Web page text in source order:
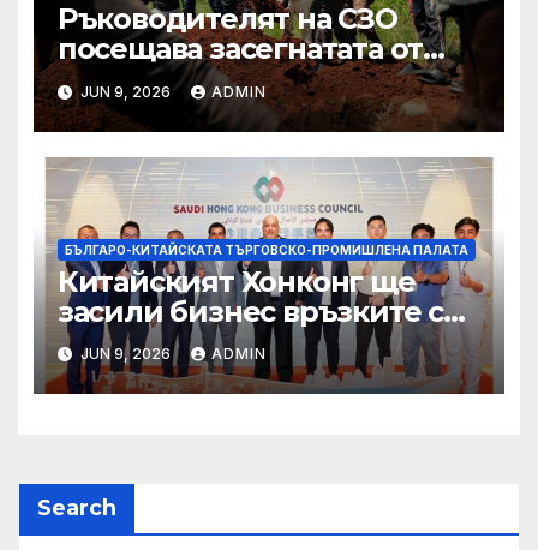
Ръководителят на СЗО
посещава засегнатата от
Ебола Уганда, след като
вирусът се разпространява
от ДРК
JUN 9, 2026 ADMIN
БЪЛГАРО-КИТАЙСКАТА ТЪРГОВСКО-ПРОМИШЛЕНА ПАЛАТА
Китайският Хонконг ще
засили бизнес връзките си
със Саудитска Арабия
JUN 9, 2026 ADMIN
Search